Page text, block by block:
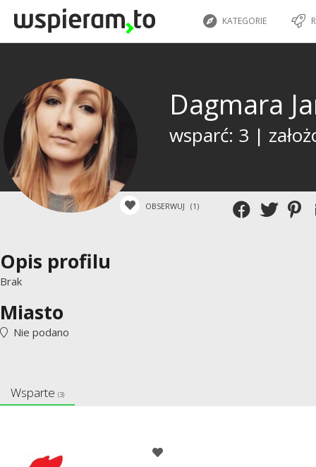
KATEGORIE
Dagmara
wsparć: 3 |
OBSERWUJ (1)
Opis profilu
Brak
Miasto
Nie podano
Wsparte (3)